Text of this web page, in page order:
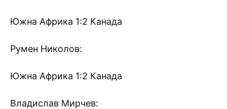
Южна Африка 1:2 Канада
Румен Николов:
Южна Африка 1:2 Канада
Владислав Мирчев: